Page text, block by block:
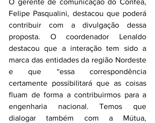
O gerente de comunicação do Confea,
Felipe Pasqualini, destacou que poderá
contribuir com a divulgação dessa
proposta. O coordenador Lenaldo
destacou que a interação tem sido a
marca das entidades da região Nordeste
e que “essa correspondência
certamente possibilitará que as coisas
fluam de forma a contribuirmos para a
engenharia nacional. Temos que
dialogar também com a Mútua,